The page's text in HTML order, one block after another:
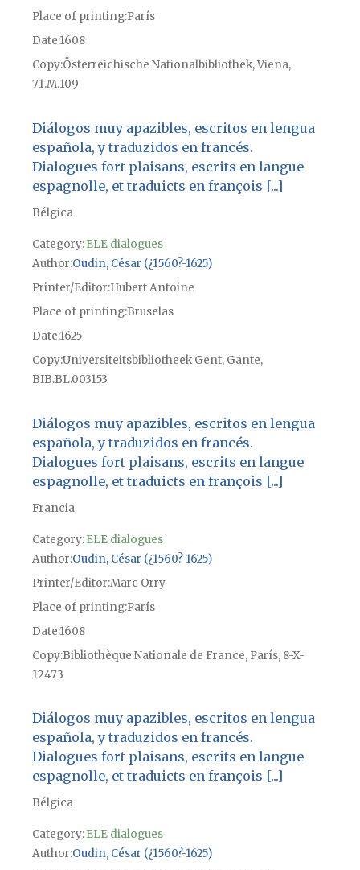
Place of printingParís
Date1608
CopyÖsterreichische Nationalbibliothek, Viena,
71.M.109
Diálogos muy apazibles, escritos en lengua
española, y traduzidos en francés.
Dialogues fort plaisans, escrits en langue
espagnolle, et traduicts en françois [...]
Bélgica
Category:ELE dialogues
Author Oudin, César (¿1560?-1625)
Printer/Editor Hubert Antoine
Place of printingBruselas
Date1625
CopyUniversiteitsbibliotheek Gent, Gante,
BIB.BL.003153
Diálogos muy apazibles, escritos en lengua
española, y traduzidos en francés.
Dialogues fort plaisans, escrits en langue
espagnolle, et traduicts en françois [...]
Francia
Category:ELE dialogues
Author Oudin, César (¿1560?-1625)
Printer/Editor Marc Orry
Place of printingParís
Date1608
CopyBibliothèque Nationale de France, París, 8-X-
12473
Diálogos muy apazibles, escritos en lengua
española, y traduzidos en francés.
Dialogues fort plaisans, escrits en langue
espagnolle, et traduicts en françois [...]
Bélgica
Category:ELE dialogues
Author Oudin, César (¿1560?-1625)